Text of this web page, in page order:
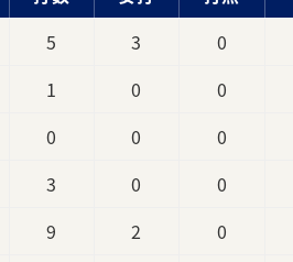
5 3 0
1 0 0
0 0 0
3 0 0
9 2 0